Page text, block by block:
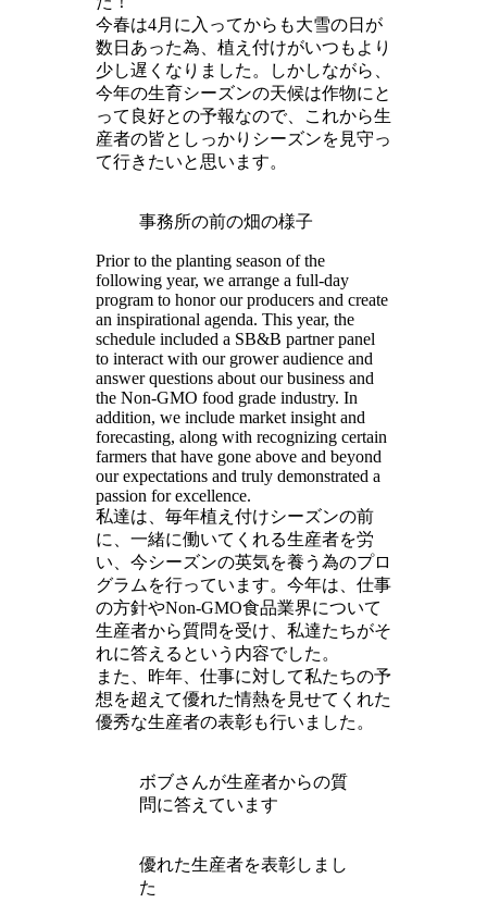
今春は4月に入ってからも大雪の日が
数日あった為、植え付けがいつもより
少し遅くなりました。しかしながら、
今年の生育シーズンの天候は作物にと
って良好との予報なので、これから生
産者の皆としっかりシーズンを見守っ
て行きたいと思います。
事務所の前の畑の様子
Prior to the planting season of the
following year, we arrange a full-day
program to honor our producers and create
an inspirational agenda. This year, the
schedule included a SB&B partner panel
to interact with our grower audience and
answer questions about our business and
the Non-GMO food grade industry. In
addition, we include market insight and
forecasting, along with recognizing certain
farmers that have gone above and beyond
our expectations and truly demonstrated a
passion for excellence.
私達は、毎年植え付けシーズンの前
に、一緒に働いてくれる生産者を労
い、今シーズンの英気を養う為のプロ
グラムを行っています。今年は、仕事
の方針やNon-GMO食品業界について
生産者から質問を受け、私達たちがそ
れに答えるという内容でした。
また、昨年、仕事に対して私たちの予
想を超えて優れた情熱を見せてくれた
優秀な生産者の表彰も行いました。
ボブさんが生産者からの質
問に答えています
優れた生産者を表彰しまし
た